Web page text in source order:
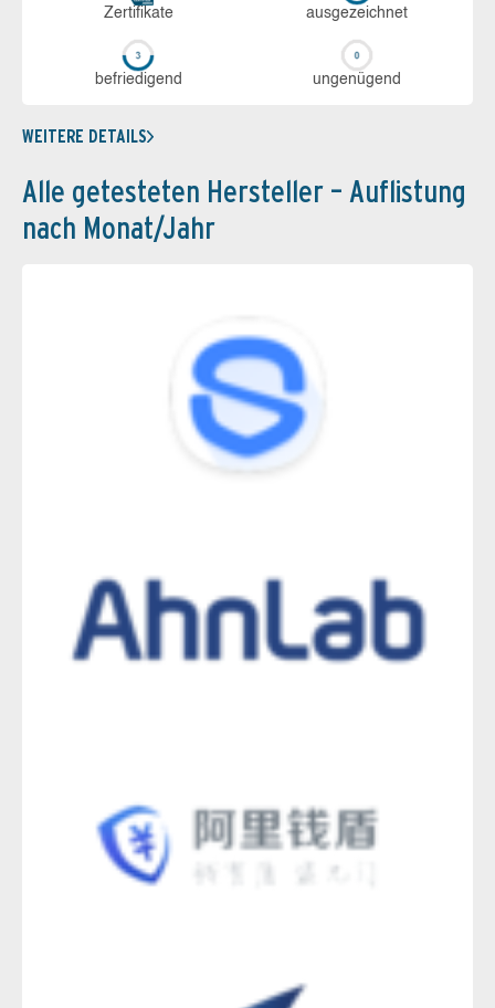
Zerti­fikate aus­ge­zeich­net
be­frie­di­gend un­ge­nü­gend
WEITERE DETAILS
Alle getesteten Hersteller – Auflistung
nach Monat/Jahr